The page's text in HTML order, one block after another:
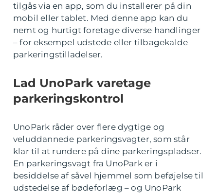
tilgås via en app, som du installerer på din
mobil eller tablet. Med denne app kan du
nemt og hurtigt foretage diverse handlinger
– for eksempel udstede eller tilbagekalde
parkeringstilladelser.
Lad UnoPark varetage
parkeringskontrol
UnoPark råder over flere dygtige og
veluddannede parkeringsvagter, som står
klar til at rundere på dine parkeringspladser.
En parkeringsvagt fra UnoPark er i
besiddelse af såvel hjemmel som beføjelse til
udstedelse af bødeforlæg – og UnoPark